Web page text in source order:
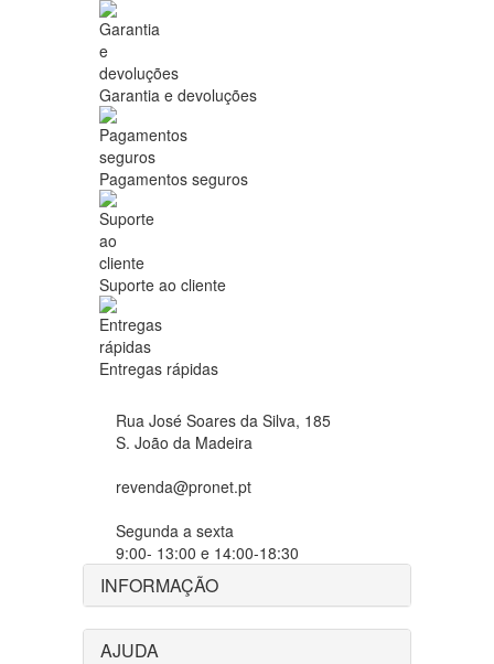
Garantia e devoluções
Pagamentos seguros
Suporte ao cliente
Entregas rápidas
Rua José Soares da Silva, 185
S. João da Madeira
revenda@pronet.pt
Segunda a sexta
9:00- 13:00 e 14:00-18:30
INFORMAÇÃO
AJUDA